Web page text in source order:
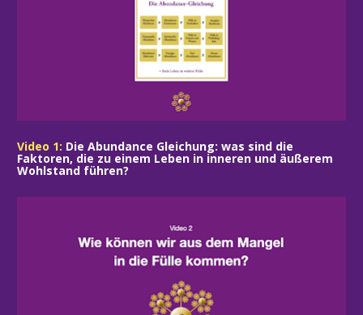
Video 1: Die Abundance Gleichung: was sind die
Faktoren, die zu einem Leben in inneren und äußerem
Wohlstand führen?